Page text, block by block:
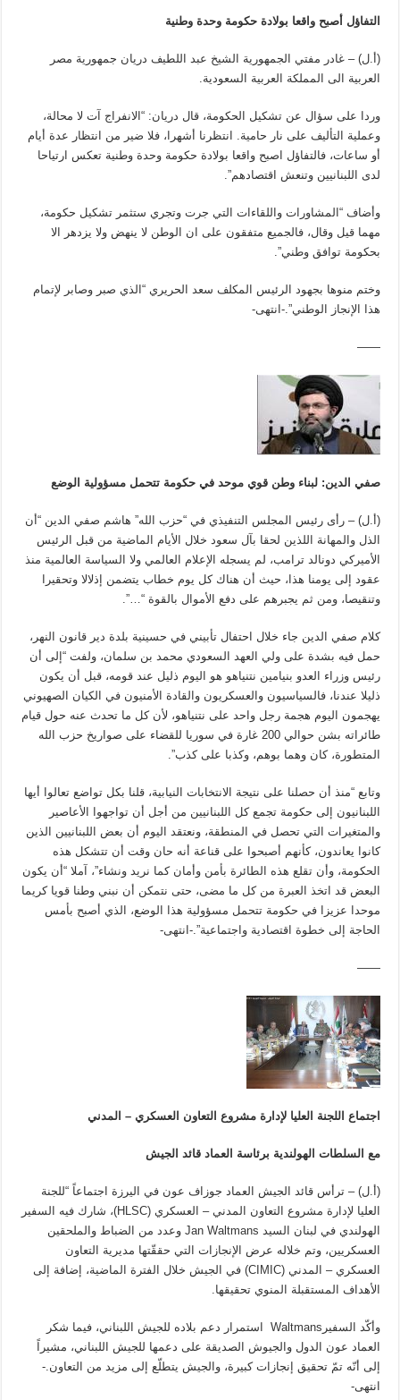
التفاؤل أصبح واقعا بولادة حكومة وحدة وطنية
(أ.ل) – غادر مفتي الجمهورية الشيخ عبد اللطيف دريان جمهورية مصر
العربية الى المملكة العربية السعودية.
وردا على سؤال عن تشكيل الحكومة، قال دريان: “الانفراج آت لا محالة،
وعملية التأليف على نار حامية. انتظرنا أشهرا، فلا ضير من انتظار عدة أيام
أو ساعات، فالتفاؤل اصبح واقعا بولادة حكومة وحدة وطنية تعكس ارتياحا
لدى اللبنانيين وتنعش اقتصادهم”.
وأضاف “المشاورات واللقاءات التي جرت وتجري ستثمر تشكيل حكومة،
مهما قيل وقال، فالجميع متفقون على ان الوطن لا ينهض ولا يزدهر الا
بحكومة توافق وطني”.
وختم منوها بجهود الرئيس المكلف سعد الحريري “الذي صبر وصابر لإتمام
هذا الإنجاز الوطني”.-انتهى-
——
صفي الدين: لبناء وطن قوي موحد في حكومة تتحمل مسؤولية الوضع
(أ.ل) – رأى رئيس المجلس التنفيذي في “حزب الله” هاشم صفي الدين “أن
الذل والمهانة اللذين لحقا بآل سعود خلال الأيام الماضية من قبل الرئيس
الأميركي دونالد ترامب، لم يسجله الإعلام العالمي ولا السياسة العالمية منذ
عقود إلى يومنا هذا، حيث أن هناك كل يوم خطاب يتضمن إذلالا وتحقيرا
وتنقيصا، ومن ثم يجبرهم على دفع الأموال بالقوة “…”.
كلام صفي الدين جاء خلال احتفال تأبيني في حسينية بلدة دير قانون النهر،
حمل فيه بشدة على ولي العهد السعودي محمد بن سلمان، ولفت “إلى أن
رئيس وزراء العدو بنيامين نتنياهو هو اليوم ذليل عند قومه، قبل أن يكون
ذليلا عندنا، فالسياسيون والعسكريون والقادة الأمنيون في الكيان الصهيوني
يهجمون اليوم هجمة رجل واحد على نتنياهو، لأن كل ما تحدث عنه حول قيام
طائراته بشن حوالي 200 غارة في سوريا للقضاء على صواريخ حزب الله
المتطورة، كان وهما بوهم، وكذبا على كذب”.
وتابع “منذ أن حصلنا على نتيجة الانتخابات النيابية، قلنا بكل تواضع تعالوا أيها
اللبنانيون إلى حكومة تجمع كل اللبنانيين من أجل أن تواجهوا الأعاصير
والمتغيرات التي تحصل في المنطقة، ونعتقد اليوم أن بعض اللبنانيين الذين
كانوا يعاندون، كأنهم أصبحوا على قناعة أنه حان وقت أن تتشكل هذه
الحكومة، وأن تقلع هذه الطائرة بأمن وأمان كما نريد ونشاء”، آملا “أن يكون
البعض قد اتخذ العبرة من كل ما مضى، حتى نتمكن أن نبني وطنا قويا كريما
موحدا عزيزا في حكومة تتحمل مسؤولية هذا الوضع، الذي أصبح بأمس
الحاجة إلى خطوة اقتصادية واجتماعية”.-انتهى-
——
اجتماع اللجنة العليا لإدارة مشروع التعاون العسكري – المدني
مع السلطات الهولندية برئاسة العماد قائد الجيش
(أ.ل) – ترأس قائد الجيش العماد جوزاف عون في اليرزة اجتماعاً “للجنة
العليا لإدارة مشروع التعاون المدني – العسكري (HLSC)، شارك فيه السفير
الهولندي في لبنان السيد Jan Waltmans وعدد من الضباط والملحقين
العسكريين، وتم خلاله عرض الإنجازات التي حققّتها مديرية التعاون
العسكري – المدني (CIMIC) في الجيش خلال الفترة الماضية، إضافة إلى
الأهداف المستقبلة المنوي تحقيقها.
وأكّد السفيرWaltmans استمرار دعم بلاده للجيش اللبناني، فيما شكر
العماد عون الدول والجيوش الصديقة على دعمها للجيش اللبناني، مشيراً
إلى أنّه تمّ تحقيق إنجازات كبيرة، والجيش يتطلّع إلى مزيد من التعاون.-
انتهى-